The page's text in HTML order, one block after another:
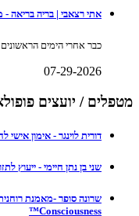
אתי רצאבי | בריה בריאה -
כבר אחרי הימים
07-29-2026
מטפלים / יועצים
דורית לוינגר - אימון אישי
שני בן נתן חיימי - ייעוץ
Consciousness™